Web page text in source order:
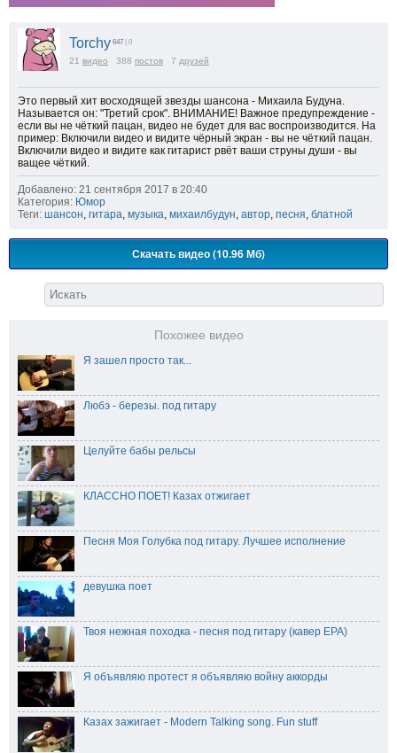
Torchy 647 | 0
21 видео 388 постов 7 друзей
Это первый хит восходящей звезды шансона - Михаила Будуна.
Называется он: "Третий срок". ВНИМАНИЕ! Важное предупреждение -
если вы не чёткий пацан, видео не будет для вас воспроизводится. На
пример: Включили видео и видите чёрный экран - вы не чёткий пацан.
Включили видео и видите как гитарист рвёт ваши струны души - вы
ващее чёткий.
Добавлено: 21 сентября 2017 в 20:40
Категория: Юмор
Теги: шансон, гитара, музыка, михаилбудун, автор, песня, блатной
Скачать видео (10.96 Мб)
Похожее видео
Я зашел просто так...
Любэ - березы. под гитару
Целуйте бабы рельсы
КЛАССНО ПОЕТ! Казах отжигает
Песня Моя Голубка под гитару. Лучшее исполнение
девушка поет
Твоя нежная походка - песня под гитару (кавер ЕРА)
Я объявляю протест я объявляю войну аккорды
Казах зажигает - Modern Talking song. Fun stuff